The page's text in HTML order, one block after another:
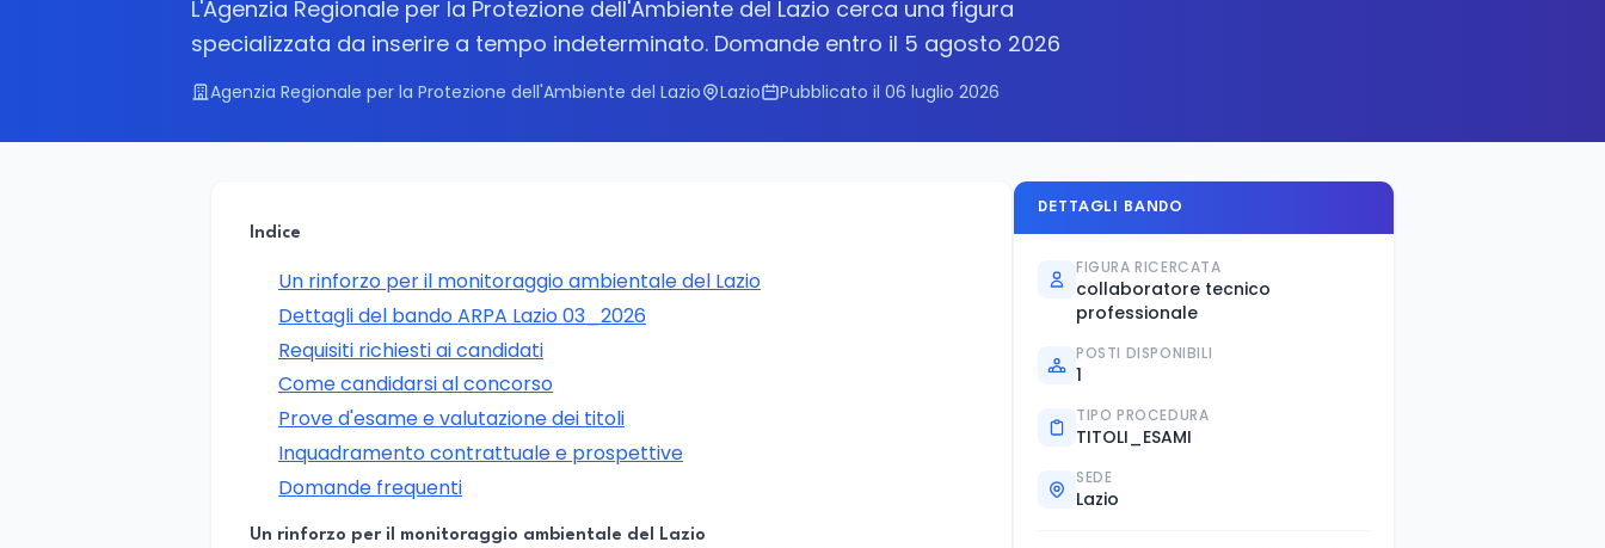
L'Agenzia Regionale per la Protezione dell'Ambiente del Lazio cerca una figura
specializzata da inserire a tempo indeterminato. Domande entro il 5 agosto 2026
Agenzia Regionale per la Protezione dell'Ambiente del Lazio Lazio Pubblicato il 06 luglio 2026
Indice
Un rinforzo per il monitoraggio ambientale del Lazio
Dettagli del bando ARPA Lazio 03_2026
Requisiti richiesti ai candidati
Come candidarsi al concorso
Prove d'esame e valutazione dei titoli
Inquadramento contrattuale e prospettive
Domande frequenti
Un rinforzo per il monitoraggio ambientale del Lazio
DETTAGLI BANDO
FIGURA RICERCATA
collaboratore tecnico
professionale
POSTI DISPONIBILI
1
TIPO PROCEDURA
TITOLI_ESAMI
SEDE
Lazio